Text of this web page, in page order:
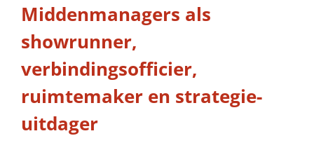
Middenmanagers als
showrunner,
verbindingsofficier,
ruimtemaker en strategie-
uitdager